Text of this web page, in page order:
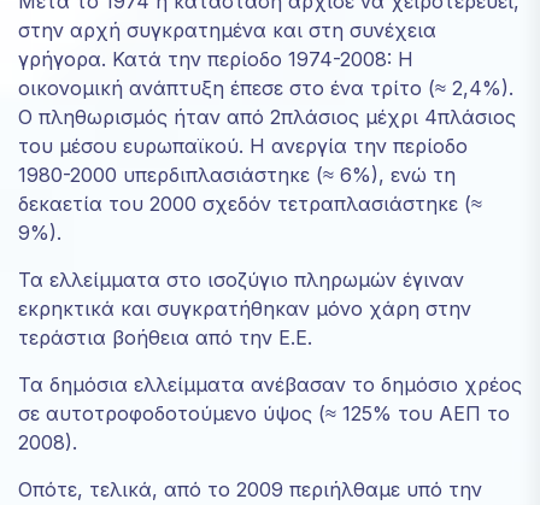
στην αρχή συγκρατημένα και στη συνέχεια
γρήγορα. Κατά την περίοδο 1974-2008: Η
οικονομική ανάπτυξη έπεσε στο ένα τρίτο (≈ 2,4%).
Ο πληθωρισμός ήταν από 2πλάσιος μέχρι 4πλάσιος
του μέσου ευρωπαϊκού. Η ανεργία την περίοδο
1980-2000 υπερδιπλασιάστηκε (≈ 6%), ενώ τη
δεκαετία του 2000 σχεδόν τετραπλασιάστηκε (≈
9%).
Τα ελλείμματα στο ισοζύγιο πληρωμών έγιναν
εκρηκτικά και συγκρατήθηκαν μόνο χάρη στην
τεράστια βοήθεια από την Ε.Ε.
Τα δημόσια ελλείμματα ανέβασαν το δημόσιο χρέος
σε αυτοτροφοδοτούμενο ύψος (≈ 125% του ΑΕΠ το
2008).
Οπότε, τελικά, από το 2009 περιήλθαμε υπό την
σας κατά την
επίσκεψή σας
στον ιστότοπό
μας, αυξάνετε
την πιθανότητα
να δείτε
εξατομικευμένο
περιεχόμενο
και προσφορές.